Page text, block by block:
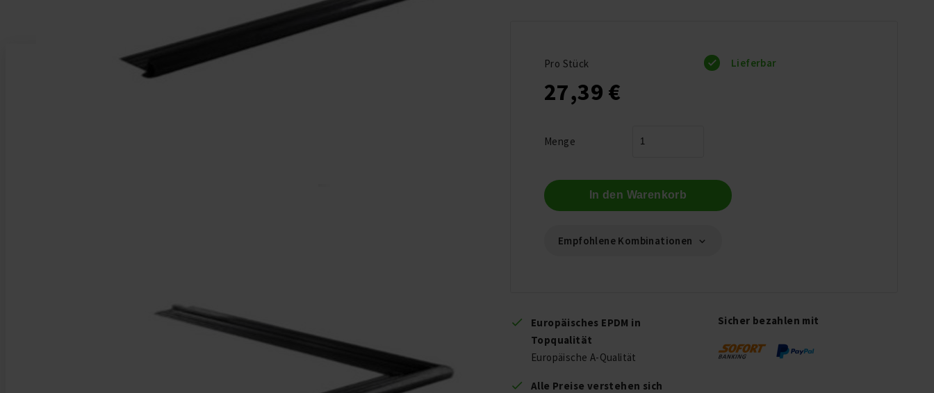
Lieferbar
Pro Stück
27,39 €
Menge
In den Warenkorb
Empfohlene Kombinationen
Europäisches EPDM in
Topqualität
Europäische A-Qualität
Alle Preise verstehen sich
Sicher bezahlen mit